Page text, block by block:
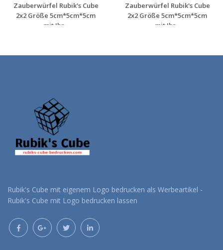
Zauberwürfel Rubik's Cube
2x2 Größe 5cm*5cm*5cm
mit Ihr...
Zauberwürfel Rubik's Cube
2x2 Größe 5cm*5cm*5cm
mit Ihr...
Rubik's Cube mit eigenem Logo bedrucken als Werbeartikel -
Rubik's Cube mit Logo bedrucken lassen